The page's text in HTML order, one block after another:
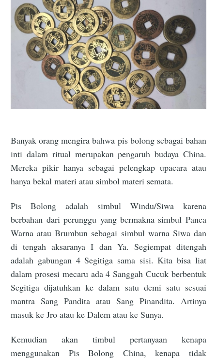
Banyak orang mengira bahwa pis bolong sebagai bahan
inti dalam ritual merupakan pengaruh budaya China.
Mereka pikir hanya sebagai pelengkap upacara atau
hanya bekal materi atau simbol materi semata.
Pis Bolong adalah simbul Windu/Siwa karena
berbahan dari perunggu yang bermakna simbul Panca
Warna atau Brumbun sebagai simbul warna Siwa dan
di tengah aksaranya I dan Ya. Segiempat ditengah
adalah gabungan 4 Segitiga sama sisi. Kita bisa liat
dalam prosesi mecaru ada 4 Sanggah Cucuk berbentuk
Segitiga dijatuhkan ke dalam satu demi satu sesuai
mantra Sang Pandita atau Sang Pinandita. Artinya
masuk ke Jro atau ke Dalem atau ke Sunya.
Kemudian akan timbul pertanyaan kenapa
menggunakan Pis Bolong China, kenapa tidak